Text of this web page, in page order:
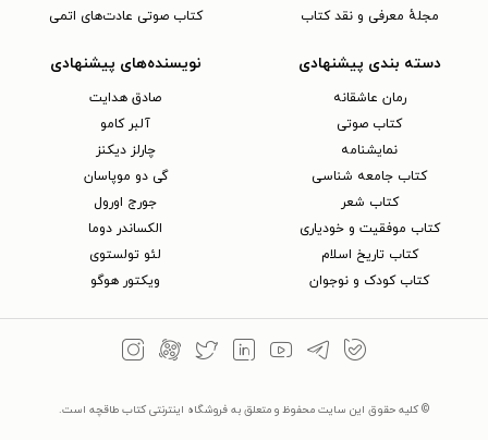
مجلهٔ معرفی و نقد کتاب
کتاب صوتی عادت‌های اتمی
دسته بندی پیشنهادی
رمان عاشقانه
کتاب‌ صوتی
نمایشنامه
کتاب جامعه شناسی
کتاب شعر
کتاب موفقیت و خودیاری
کتاب تاریخ اسلام
کتاب کودک و نوجوان
نویسنده‌های پیشنهادی
صادق هدایت
آلبر کامو
چارلز دیکنز
گی دو موپاسان
جورج اورول
الکساندر دوما
لئو تولستوی
ویکتور هوگو
© کلیه حقوق این سایت محفوظ و متعلق به فروشگاه اینترنتی کتاب طاقچه است.